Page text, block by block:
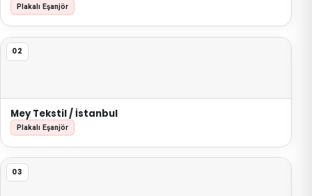
Plakalı Eşanjör
02
Mey Tekstil / İstanbul
Plakalı Eşanjör
03